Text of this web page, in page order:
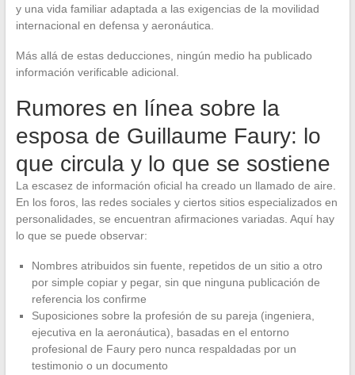
y una vida familiar adaptada a las exigencias de la movilidad
internacional en defensa y aeronáutica.
Más allá de estas deducciones, ningún medio ha publicado
información verificable adicional.
Rumores en línea sobre la
esposa de Guillaume Faury: lo
que circula y lo que se sostiene
La escasez de información oficial ha creado un llamado de aire.
En los foros, las redes sociales y ciertos sitios especializados en
personalidades, se encuentran afirmaciones variadas. Aquí hay
lo que se puede observar:
Nombres atribuidos sin fuente, repetidos de un sitio a otro
por simple copiar y pegar, sin que ninguna publicación de
referencia los confirme
Suposiciones sobre la profesión de su pareja (ingeniera,
ejecutiva en la aeronáutica), basadas en el entorno
profesional de Faury pero nunca respaldadas por un
testimonio o un documento